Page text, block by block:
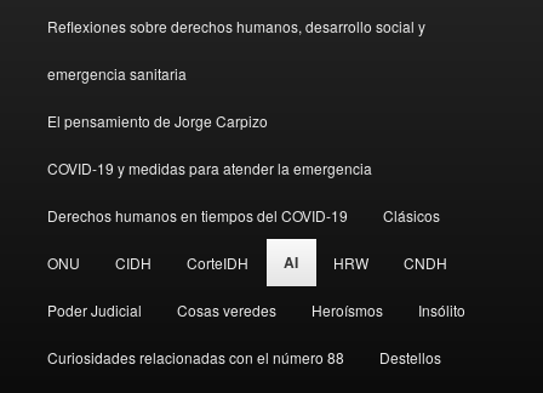
Perseo – PUDH UNAM
Reflexiones sobre derechos humanos, desarrollo social y
emergencia sanitaria
El pensamiento de Jorge Carpizo
COVID-19 y medidas para atender la emergencia
Derechos humanos en tiempos del COVID-19 Clásicos
ONU CIDH CorteIDH AI HRW CNDH
Poder Judicial Cosas veredes Heroísmos Insólito
Curiosidades relacionadas con el número 88 Destellos